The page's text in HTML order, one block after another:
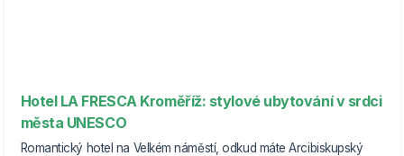
Hotel LA FRESCA Kroměříž: stylové ubytování v srdci
města UNESCO
Romantický hotel na Velkém náměstí, odkud máte Arcibiskupský